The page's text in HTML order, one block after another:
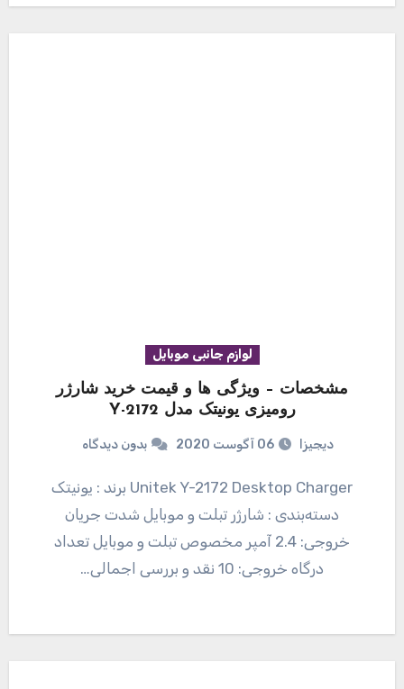
لوازم جانبی موبایل
مشخصات – ویژگی ها و قیمت خرید شارژر
رومیزی یونیتک مدل Y-2172
دیجیزا 06 آگوست 2020 بدون دیدگاه
Unitek Y-2172 Desktop Charger برند : یونیتک
دسته‌بندی : شارژر تبلت و موبایل شدت جریان
خروجی: 2.4 آمپر مخصوص تبلت و موبایل تعداد
درگاه خروجی: 10 نقد و بررسی اجمالی…